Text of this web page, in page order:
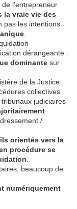
l’entrepreneur.
la vraie vie des
pas les intentions
dérangeante :
dominante sur
de la Justice
collectives
judiciaires
/
orientés vers la
procédure se
beaucoup de
numériquement